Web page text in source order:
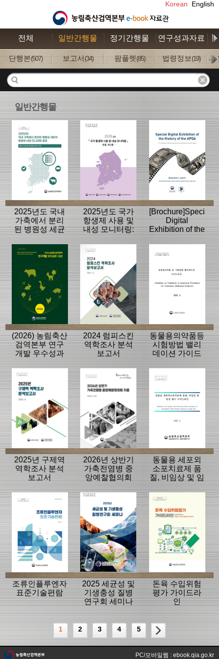
Korean English
전체 일반간행물 정기간행물 연구성과자료
단행본(507) 보고서 (34) 팜플렛 (85) 법령정보(19) 사
일반간행물
2025년도 국내
가축에서 분리
된 병원성 세균
모니터링 결과
2025년도 국가
항생제 사용 및
내성 모니터링:
[Brochure]Special
Digital
Exhibition of the
APQA
(2026) 농림축산
검역본부 연구
개발 우수성과
2024 럼피스킨
역학조사 분석
보고서
동물용의약품등
시험방법 밸리
데이션 가이드
2025년 구제역
역학조사 분석
보고서
2026년 상반기
가축전염병 중
앙예찰협의회
동물용 세포외
소포치료제 품
질, 비임상 및 임
라인
조류인플루엔자
표준기술편람
2025 세균성 및
기생충성 질병
연구회 세미나
돈육 수입위험
평가 가이드라
인
1 2 3 4 5
PC/모바일웹 : ebook.qia.go.kr